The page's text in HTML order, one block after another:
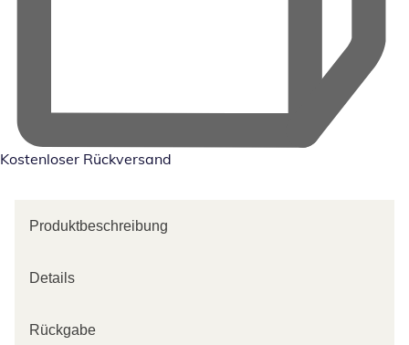
Kostenloser Rückversand
Produktbeschreibung
Details
Rückgabe